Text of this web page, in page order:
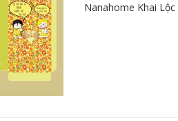
Nanahome Khai Lộc